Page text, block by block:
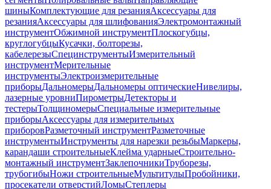
шиныКомплектующие для резанияАксессуары для
резанияАксессуары для шлифованияЭлектромонтажный
инструментОбжимной инструментПлоскогубцы,
круглогубцыКусачки, болторезы,
кабелерезыСпецинструментыИзмерительный
инструментМерительные
инструментыЭлектроизмерительные
приборыДальномерыДальномеры оптическиеНивелиры,
лазерные уровниПирометрыДетекторы и
тестерыТолщиномерыСпециальные измерительные
приборыАксессуары для измерительных
приборовРазметочный инструментРазметочные
инструментыИнструменты для нарезки резьбыМаркеры,
карандаши строительныеКлейма ударныеСтроительно-
монтажный инструментЗаклепочникиТруборезы,
трубогибыНожи строительныеМультитулыПробойники,
просекатели отверстийЛомыСтеплеры